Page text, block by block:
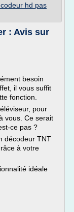
hd pas
: Avis sur
besoin
il vous suffit
fonction.
pour
vous. Ce serait
ce pas ?
décodeur TNT
à votre
idéale